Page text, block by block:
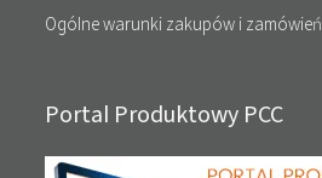
Ogólne warunki zakupów i zamówień
Portal Produktowy PCC